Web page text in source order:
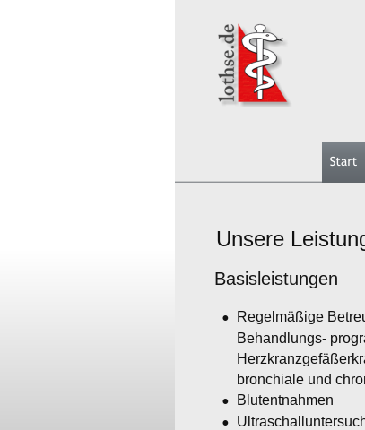
Basisleistungen
•
Regelmäßige
Behandlungs-
bronchiale und
• Blutentnahmen
•
Unsere